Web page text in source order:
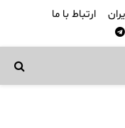
ارتباط با ما
Telegram